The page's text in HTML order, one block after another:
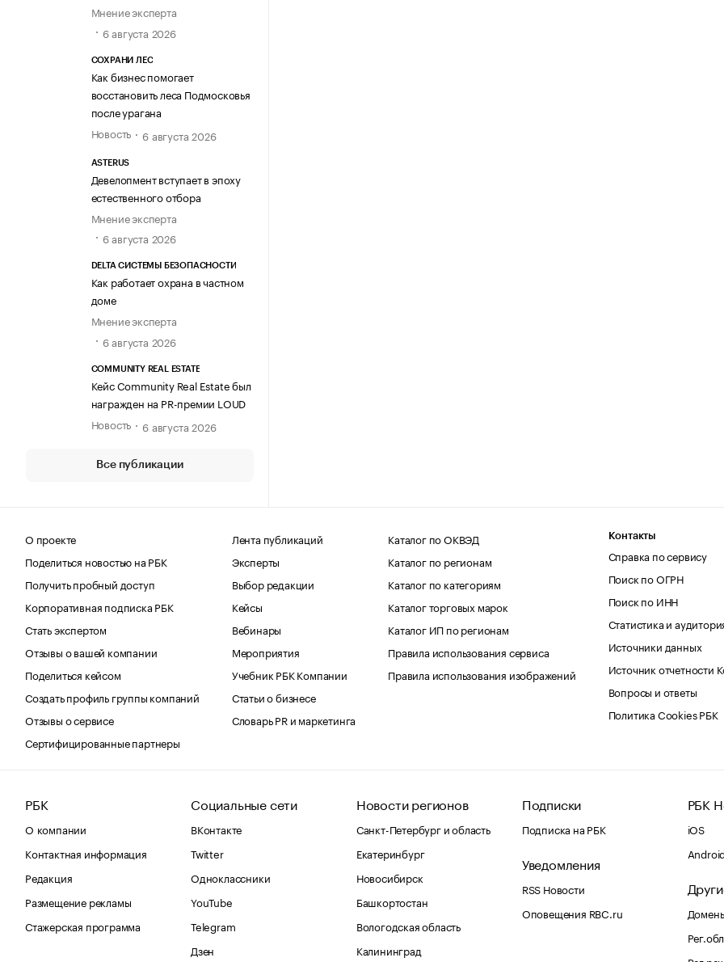
Мнение эксперта
6 августа 2026
СОХРАНИ ЛЕС
Как бизнес помогает
восстановить леса Подмосковья
после урагана
Новость
6 августа 2026
ASTERUS
Девелопмент вступает в эпоху
естественного отбора
Мнение эксперта
6 августа 2026
DELTA СИСТЕМЫ БЕЗОПАСНОСТИ
Как работает охрана в частном
доме
Мнение эксперта
6 августа 2026
COMMUNITY REAL ESTATE
Кейс Community Real Estate был
награжден на PR-премии LOUD
Новость
6 августа 2026
Все публикации
О проекте
Поделиться новостью на РБК
Получить пробный доступ
Корпоративная подписка РБК
Стать экспертом
Отзывы о вашей компании
Поделиться кейсом
Создать профиль группы компаний
Отзывы о сервисе
Сертифицированные партнеры
Лента публикаций
Эксперты
Выбор редакции
Кейсы
Вебинары
Мероприятия
Учебник РБК Компании
Статьи о бизнесе
Словарь PR и маркетинга
Каталог по ОКВЭД
Каталог по регионам
Каталог по категориям
Каталог торговых марок
Каталог ИП по регионам
Правила использования сервиса
Правила использования изображений
Контакты
Справка по сервису
Поиск по ОГРН
Поиск по ИНН
Статистика и
Источники данных
Источник отчетности
Вопросы и ответы
Политика Cookies РБК
РБК
О компании
Контактная информация
Редакция
Размещение рекламы
Стажерская программа
Социальные сети
ВКонтакте
Twitter
Одноклассники
YouTube
Telegram
Дзен
Новости регионов
Санкт-Петербург и область
Екатеринбург
Новосибирск
Башкортостан
Вологодская область
Калининград
Подписки
Подписка на РБК
Уведомления
RSS Новости
Оповещения RBC.ru
РБК
iOS